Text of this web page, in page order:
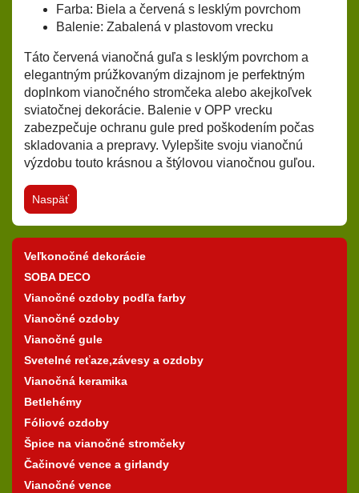
Farba: Biela a červená s lesklým povrchom
Balenie: Zabalená v plastovom vrecku
Táto červená vianočná guľa s lesklým povrchom a
elegantným prúžkovaným dizajnom je perfektným
doplnkom vianočného stromčeka alebo akejkoľvek
sviatočnej dekorácie. Balenie v OPP vrecku
zabezpečuje ochranu gule pred poškodením počas
skladovania a prepravy. Vylepšite svoju vianočnú
výzdobu touto krásnou a štýlovou vianočnou guľou.
Naspäť
Veľkonočné dekorácie
SOBA DECO
Vianočné ozdoby podľa farby
Vianočné ozdoby
Vianočné gule
Svetelné reťaze,závesy a ozdoby
Vianočná keramika
Betlehémy
Fóliové ozdoby
Špice na vianočné stromčeky
Čačinové vence a girlandy
Vianočné vence